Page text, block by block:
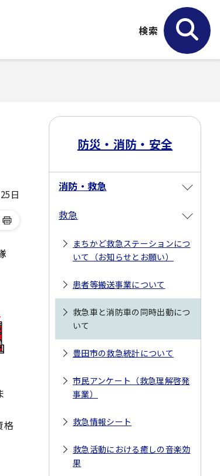
検索
日
格
防災・消防・安全
消防・救急
救急
まちかど救急ステーションにつ
いて（お知らせとお願い）
患者等搬送事業について
救急車と消防車の同時出動につ
いて
豊田市の救急統計について
市民アンケート（救急理解啓発
事業）
救急情報シート
救急活動における癒しの音楽効
果